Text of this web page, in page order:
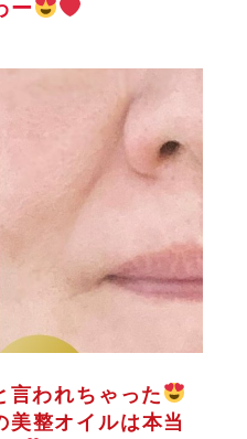
ー
言われちゃった
美整オイルは本当